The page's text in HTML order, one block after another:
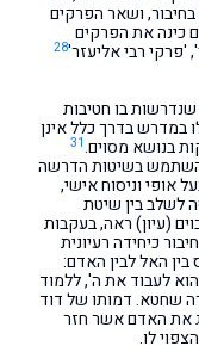
ושאר הפרקים
כינה את הפרקים
רבי אליעזר'28
בו חטיבות
במדרש בדרך כלל אינן
בנושא מסוים.31
בשיטות הדרשה
אופי וניסוח אישי,
לשלב בין שיטת
(עיון) ראה, בעקבות
כיחידה רעיונית
האל לבין האדם:
לעבוד את ה', ללמוד
שחטא. דמותו של דוד
את האדם אשר חזר
לו.